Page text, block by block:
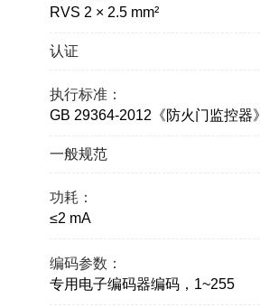
RVS 2 × 2.5 mm²
认证
执行标准：
GB 29364-2012《防火门监控器》
一般规范
功耗：
≤2 mA
编码参数：
专用电子编码器编码，1~255